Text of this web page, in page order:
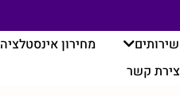
שירותים
מחירון אינסטלציה
קשר